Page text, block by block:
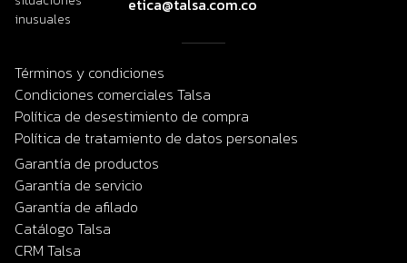
inusuales
Términos y condiciones
Condiciones comerciales Talsa
Política de desestimiento de compra
Política de tratamiento de datos personales
Garantía de productos
Garantía de servicio
Garantía de afilado
Catálogo Talsa
CRM Talsa